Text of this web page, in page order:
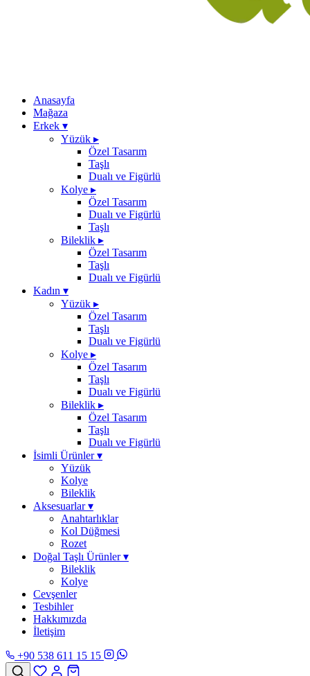
Anasayfa
Mağaza
Erkek ▾
Yüzük ▸
Özel Tasarım
Taşlı
Dualı ve Figürlü
Kolye ▸
Özel Tasarım
Dualı ve Figürlü
Taşlı
Bileklik ▸
Özel Tasarım
Taşlı
Dualı ve Figürlü
Kadın ▾
Yüzük ▸
Özel Tasarım
Taşlı
Dualı ve Figürlü
Kolye ▸
Özel Tasarım
Taşlı
Dualı ve Figürlü
Bileklik ▸
Özel Tasarım
Taşlı
Dualı ve Figürlü
İsimli Ürünler▾
Yüzük
Kolye
Bileklik
Aksesuarlar▾
Anahtarlıklar
Kol Düğmesi
Rozet
Doğal Taşlı Ürünler▾
Bileklik
Kolye
Cevşenler
Tesbihler
Hakkımızda
İletişim
+90 538 611 15 15